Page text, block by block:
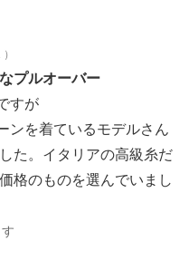
プルオーバー
すが
ンを着ているモデルさん
た。イタリアの高級糸だ
格のものを選んでいまし